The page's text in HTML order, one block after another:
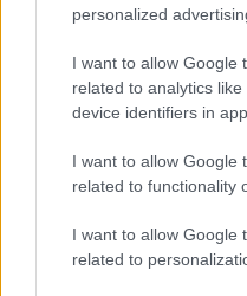
personalized
I want to allow Google
related to analytics
device identifiers in
I want to allow Google
related to functionality
I want to allow Google
related to
Mától